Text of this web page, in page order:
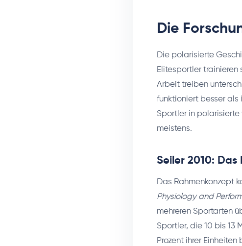
Die
Die polarisierte
Elitesportler trainieren
Arbeit treiben
funktioniert besser als
Sportler in polarisierte
meistens.
Seiler 2010:
Das Rahmenkonzept
Physiology and
mehreren Sportarten
Sportler, die 10 bis 13
Prozent ihrer